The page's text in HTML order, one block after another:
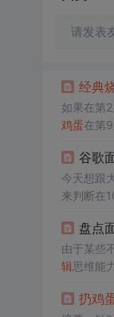
请发表
经典
如果在第
鸡蛋在第
到第49层
谷歌
今天想跟
来判断在
件：没有
盘点
由于某些
辑思维能
扔鸡